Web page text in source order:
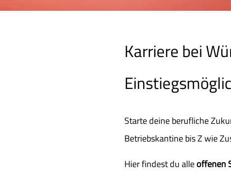
Karriere bei
Starte deine berufliche
Betriebskantine bis Z wie
Hier findest du alleoffenen